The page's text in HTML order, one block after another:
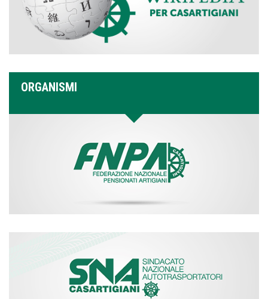
ORGANISMI